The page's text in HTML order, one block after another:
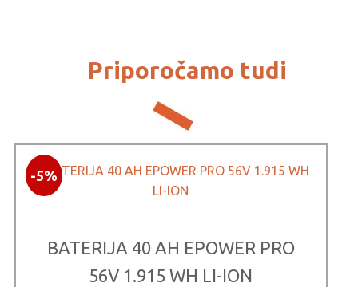
Priporočamo tudi
-5%
BATERIJA 40 AH EPOWER PRO
56V 1.915 WH LI-ION